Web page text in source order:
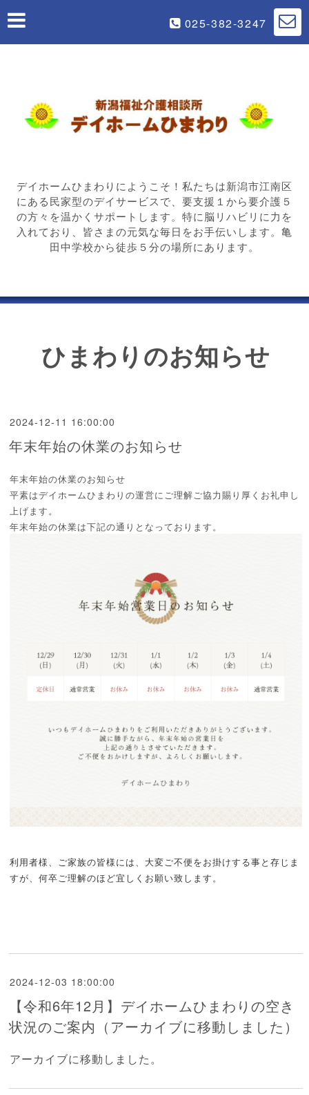
025-382-3247
デイホームひまわりにようこそ！私たちは新潟市江南区
にある民家型のデイサービスで、要支援１から要介護５
の方々を温かくサポートします。特に脳リハビリに力を
入れており、皆さまの元気な毎日をお手伝いします。亀
田中学校から徒歩５分の場所にあります。
ひまわりのお知らせ
2024-12-11 16:00:00
年末年始の休業のお知らせ
年末年始の休業のお知らせ
平素はデイホームひまわりの運営にご理解ご協力賜り厚くお礼申し
上げます。
年末年始の休業は下記の通りとなっております。
利用者様、ご家族の皆様には、大変ご不便をお掛けする事と存じま
すが、何卒ご理解のほど宜しくお願い致します。
2024-12-03 18:00:00
【令和6年12月】デイホームひまわりの空き
状況のご案内（アーカイブに移動しました）
アーカイブに移動しました。